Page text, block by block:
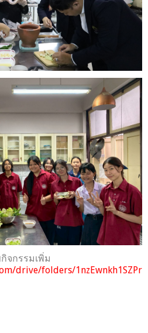
จกรรมเพิ่ม
drive/folders/